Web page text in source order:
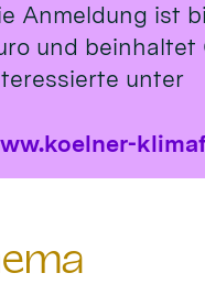
Anmeldung ist
und
unter